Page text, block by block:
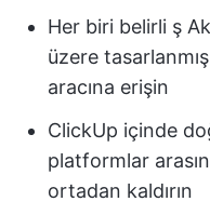
Her biri belirli ş
üzere
aracına erişin
ClickUp içinde
platformlar
ortadan kaldırın